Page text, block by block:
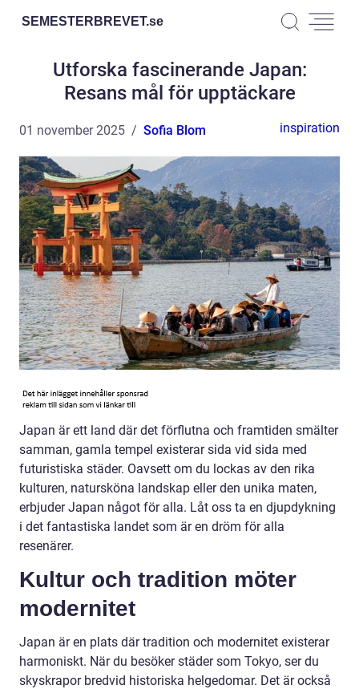
SEMESTERBREVET.se
Utforska fascinerande Japan:
Resans mål för upptäckare
01 november 2025 Sofia Blom inspiration
Japan är ett land där det förflutna och framtiden smälter
samman, gamla tempel existerar sida vid sida med
futuristiska städer. Oavsett om du lockas av den rika
kulturen, natursköna landskap eller den unika maten,
erbjuder Japan något för alla. Låt oss ta en djupdykning
i det fantastiska landet som är en dröm för alla
resenärer.
Kultur och tradition möter
modernitet
Japan är en plats där tradition och modernitet existerar
harmoniskt. När du besöker städer som Tokyo, ser du
skyskrapor bredvid historiska helgedomar. Det är också